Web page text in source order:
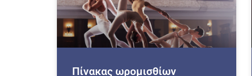
Πίνακας ωρομισθίων